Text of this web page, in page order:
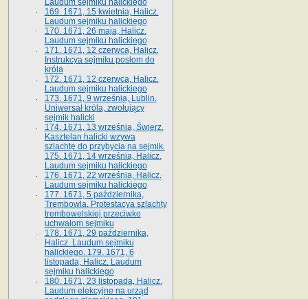
Laudum sejmiku halickiego
169. 1671, 15 kwietnia, Halicz.
Laudum sejmiku halickiego
170. 1671, 26 maja, Halicz.
Laudum sejmiku halickiego
171. 1671, 12 czerwca, Halicz.
Instrukcya sejmiku posłom do
króla
172. 1671, 12 czerwca, Halicz.
Laudum sejmiku halickiego
173. 1671, 9 września, Lublin.
Uniwersał króla, zwołujący
sejmik halicki
174. 1671, 13 września, Świerz.
Kasztelan halicki wzywa
szlachtę do przybycia na sejmik.
175. 1671, 14 września, Halicz.
Laudum sejmiku halickiego
176. 1671, 22 września, Halicz.
Laudum sejmiku halickiego
177. 1671, 5 października,
Trembowla. Protestacya szlachty
trembowelskiej przeciwko
uchwałom sejmiku
178. 1671, 29 października,
Halicz. Laudum sejmiku
halickiego. 179. 1671, 6
listopada, Halicz. Laudum
sejmiku halickiego
180. 1671, 23 listopada, Halicz.
Laudum elekcyjne na urząd